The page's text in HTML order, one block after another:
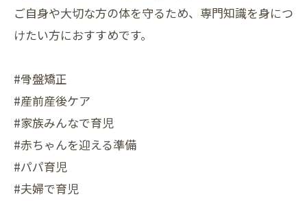
ご自身や大切な方の体を守るため、専門知識を身につ
けたい方におすすめです。
#骨盤矯正
#産前産後ケア
#家族みんなで育児
#赤ちゃんを迎える準備
#パパ育児
#夫婦で育児